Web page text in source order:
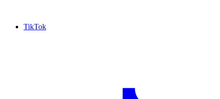
TikTok